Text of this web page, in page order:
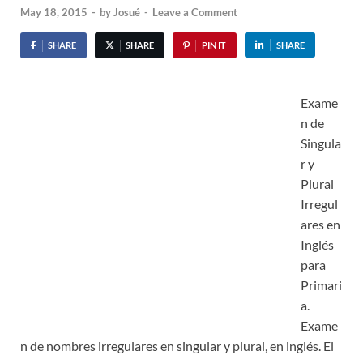
May 18, 2015 - byJosué - Leave a Comment
SHARE SHARE PIN IT SHARE
Exame
n de
Singula
r y
Plural
Irregul
ares en
Inglés
para
Primari
a.
Exame
n de nombres irregulares en singular y plural, en inglés. El